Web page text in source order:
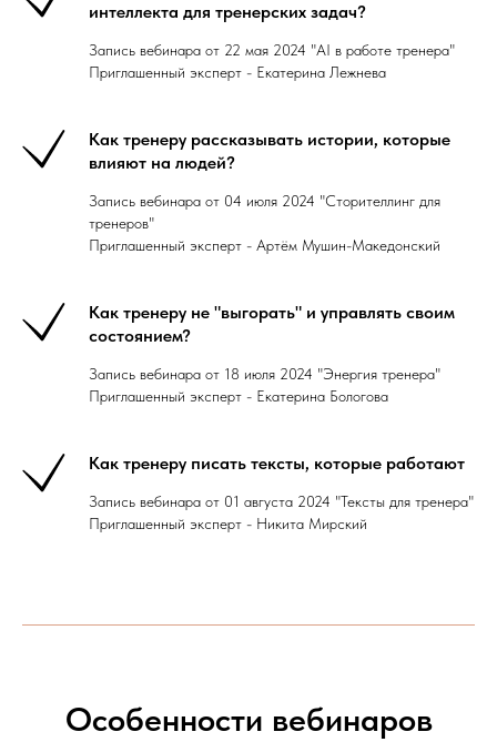
интеллекта для тренерских задач?
Запись вебинара от 22 мая 2024 "AI в работе тренера"
Приглашенный эксперт - Екатерина Лежнева
Как тренеру рассказывать истории, которые
влияют на людей?
Запись вебинара от 04 июля 2024 "Сторителлинг для
тренеров"
Приглашенный эксперт - Артём Мушин-Македонский
Как тренеру не "выгорать" и управлять своим
состоянием?
Запись вебинара от 18 июля 2024 "Энергия тренера"
Приглашенный эксперт - Екатерина Бологова
Как тренеру писать тексты, которые работают
Запись вебинара от 01 августа 2024 "Тексты для тренера"
Приглашенный эксперт - Никита Мирский
Особенности вебинаров